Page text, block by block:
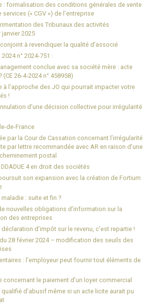
: formalisation des conditions générales de vente
(« CGV ») de l’entreprise
des Tribunaux des activités
2025
à revendiquer la qualité d’associé
n° 2024-751 :
conclue avec sa société mère : acte
26-4-2024 n° 458958)
à l’approche des JO qui pourrait impacter votre
!
d’une décision collective pour irrégularité
de-France
par la Cour de Cassation concernant l’irrégularité
par lettre recommandée avec AR en raison d’une
postal
4 en droit des sociétés
son expansion avec la création de Fortium
: suite et fin ?
nouvelles obligations d’information sur la
des entreprises
d’impôt sur le revenu, c’est repartie !
28 février 2024 – modification des seuils des
: l’employeur peut fournir tout éléments de
concernant le paiement d’un loyer commercial
d’abusif même si un acte licite aurait pu